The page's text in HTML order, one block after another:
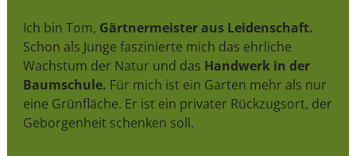
Ich bin Tom, Gärtnermeister aus Leidenschaft.
Schon als Junge faszinierte mich das ehrliche
Wachstum der Natur und das Handwerk in der
Baumschule. Für mich ist ein Garten mehr als nur
eine Grünfläche. Er ist ein privater Rückzugsort, der
Geborgenheit schenken soll.